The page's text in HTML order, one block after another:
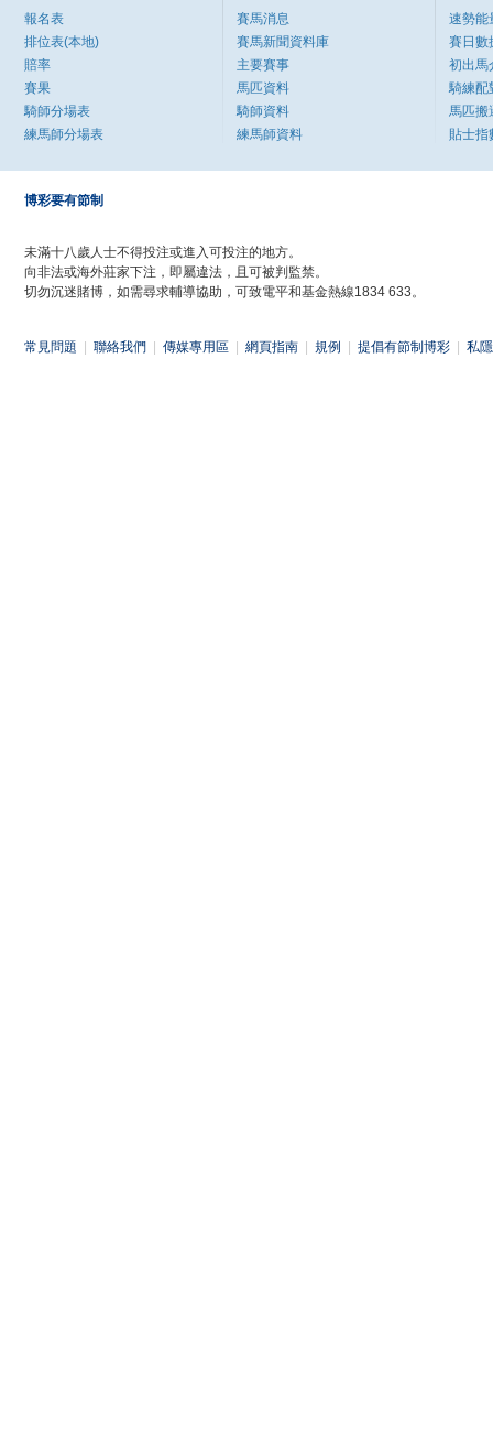
報名表
排位表(本地)
賠率
賽果
騎師分場表
練馬師分場表
賽馬消息
賽馬新聞資料庫
主要賽事
馬匹資料
騎師資料
練馬師資料
速勢能
賽日數
初出馬
騎練配
馬匹搬
貼士指
博彩要有節制
未滿十八歲人士不得投注或進入可投注的地方。
向非法或海外莊家下注，即屬違法，且可被判監禁。
切勿沉迷賭博，如需尋求輔導協助，可致電平和基金熱線1834 633。
常見問題 聯絡我們 傳媒專用區 網頁指南 規例 提倡有節制博彩 私